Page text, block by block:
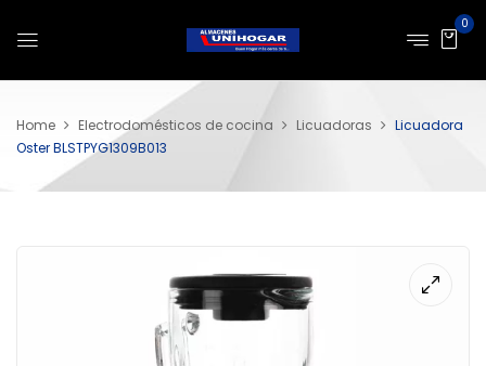
0
Home Electrodomésticos de cocina Licuadoras
Licuadora
Oster BLSTPYG1309B013